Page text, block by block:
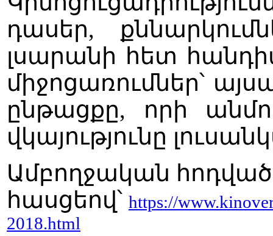
դասեր,
լսարանի հետ
միջոցառումներ՝
ընթացքը, որի
վկայությունը
Ամբողջական
հասցեով՝ https://
2018.html